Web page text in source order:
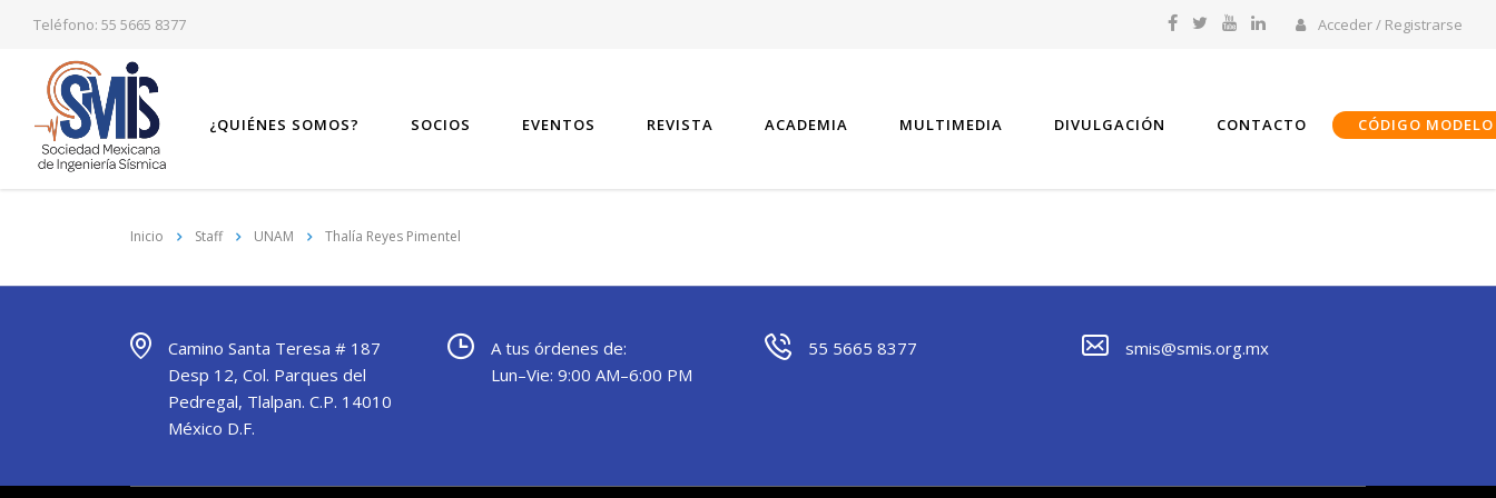
Teléfono: 55 5665 8377 Acceder / Registrarse
¿QUIÉNES SOMOS? SOCIOS EVENTOS REVISTA ACADEMIA MULTIMEDIA DIVULGACIÓN CONTACTO CÓDIGO MODELO
Inicio Staff UNAM Thalía Reyes Pimentel
Camino Santa Teresa # 187
Desp 12, Col. Parques del
Pedregal, Tlalpan. C.P. 14010
México D.F.
A tus órdenes de:
Lun–Vie: 9:00 AM–6:00 PM
55 5665 8377 smis@smis.org.mx